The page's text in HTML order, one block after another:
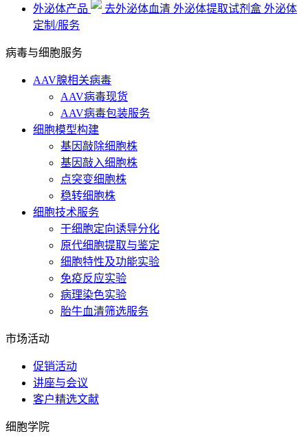
外泌体产品
去外泌体血清 外泌体提取试剂盒 外泌体
定制/服务
病毒与细胞服务
AAV腺相关病毒
AAV病毒现货
AAV病毒包装服务
细胞模型构建
基因敲除细胞株
基因敲入细胞株
点突变细胞株
稳转细胞株
细胞技术服务
干细胞定向诱导分化
原代细胞提取与鉴定
细胞特性及功能实验
免疫反应实验
病理染色实验
胎牛血清筛选服务
市场活动
促销活动
讲座与会议
客户精选文献
细胞学院